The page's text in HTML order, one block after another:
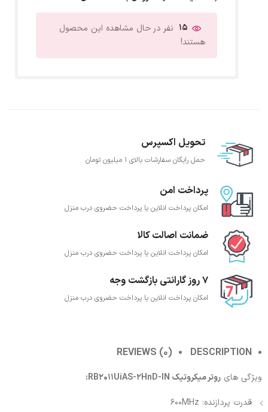
15 نفر در حال مشاهده این محصول
هستند!
تحویل اکسپرس
حمل رایگان سفارشات بالای 1 میلیون تومان
پرداخت امن
امکان پرداخت انلاین یا پرداخت حضروی درب منزل
ضمانت اصالت کالا
امکان پرداخت انلاین یا پرداخت حضروی درب منزل
7 روز گارانتی بازگشت وجه
امکان پرداخت انلاین یا پرداخت حضروی درب منزل
DESCRIPTION
REVIEWS (0)
ویژگی های روتر میکروتیک RB2011UiAS-2HnD-IN:
قدرت پردازنده: 600MHz